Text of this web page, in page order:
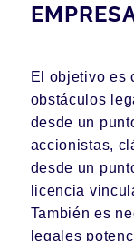
El objetivo es
obstáculos
desde un
accionistas,
desde un
licencia
También es
legales